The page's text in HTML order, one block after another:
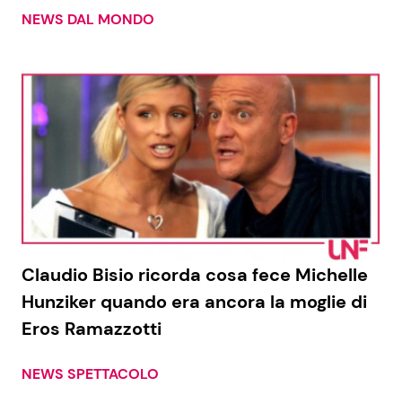
NEWS DAL MONDO
Claudio Bisio ricorda cosa fece Michelle
Hunziker quando era ancora la moglie di
Eros Ramazzotti
NEWS SPETTACOLO